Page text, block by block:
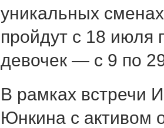
уникальных
пройдут с 18 июля
девочек — с 9 по
В рамках встречи
Юнкина с активом